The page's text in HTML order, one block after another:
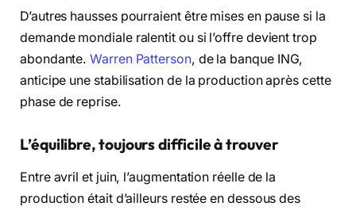
D’autres hausses pourraient être mises en pause si la
demande mondiale ralentit ou si l’offre devient trop
abondante.Warren Patterson, de la banque ING,
anticipe une stabilisation de la production après cette
phase de reprise.
L’équilibre, toujours difficile à trouver
Entre avril et juin, l’augmentation réelle de la
production était d’ailleurs restée en dessous des